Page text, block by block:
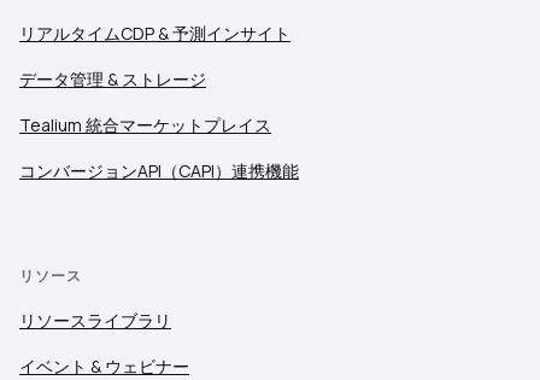
リアルタイムCDP & 予測インサイト
データ管理 & ストレージ
Tealium 統合マーケットプレイス
コンバージョンAPI（CAPI）連携機能
リソース
リソースライブラリ
イベント & ウェビナー